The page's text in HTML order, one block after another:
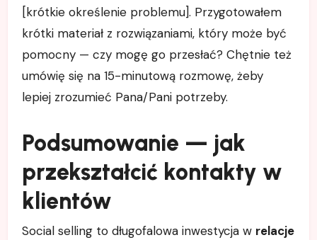
[krótkie określenie problemu]. Przygotowałem
krótki materiał z rozwiązaniami, który może być
pomocny — czy mogę go przesłać? Chętnie też
umówię się na 15-minutową rozmowę, żeby
lepiej zrozumieć Pana/Pani potrzeby.
Podsumowanie — jak
przekształcić kontakty w
klientów
Social selling to długofalowa inwestycja w relacje